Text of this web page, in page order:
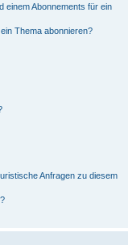
einem Abonnements für ein
Thema abonnieren?
Anfragen zu diesem